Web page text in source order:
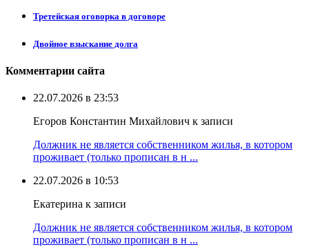
Третейская оговорка в договоре
Двойное взыскание долга
Комментарии сайта
22.07.2026 в 23:53
Егоров Константин Михайлович к записи
Должник не является собственником жилья, в котором
проживает (только прописан в н ...
22.07.2026 в 10:53
Екатерина к записи
Должник не является собственником жилья, в котором
проживает (только прописан в н ...